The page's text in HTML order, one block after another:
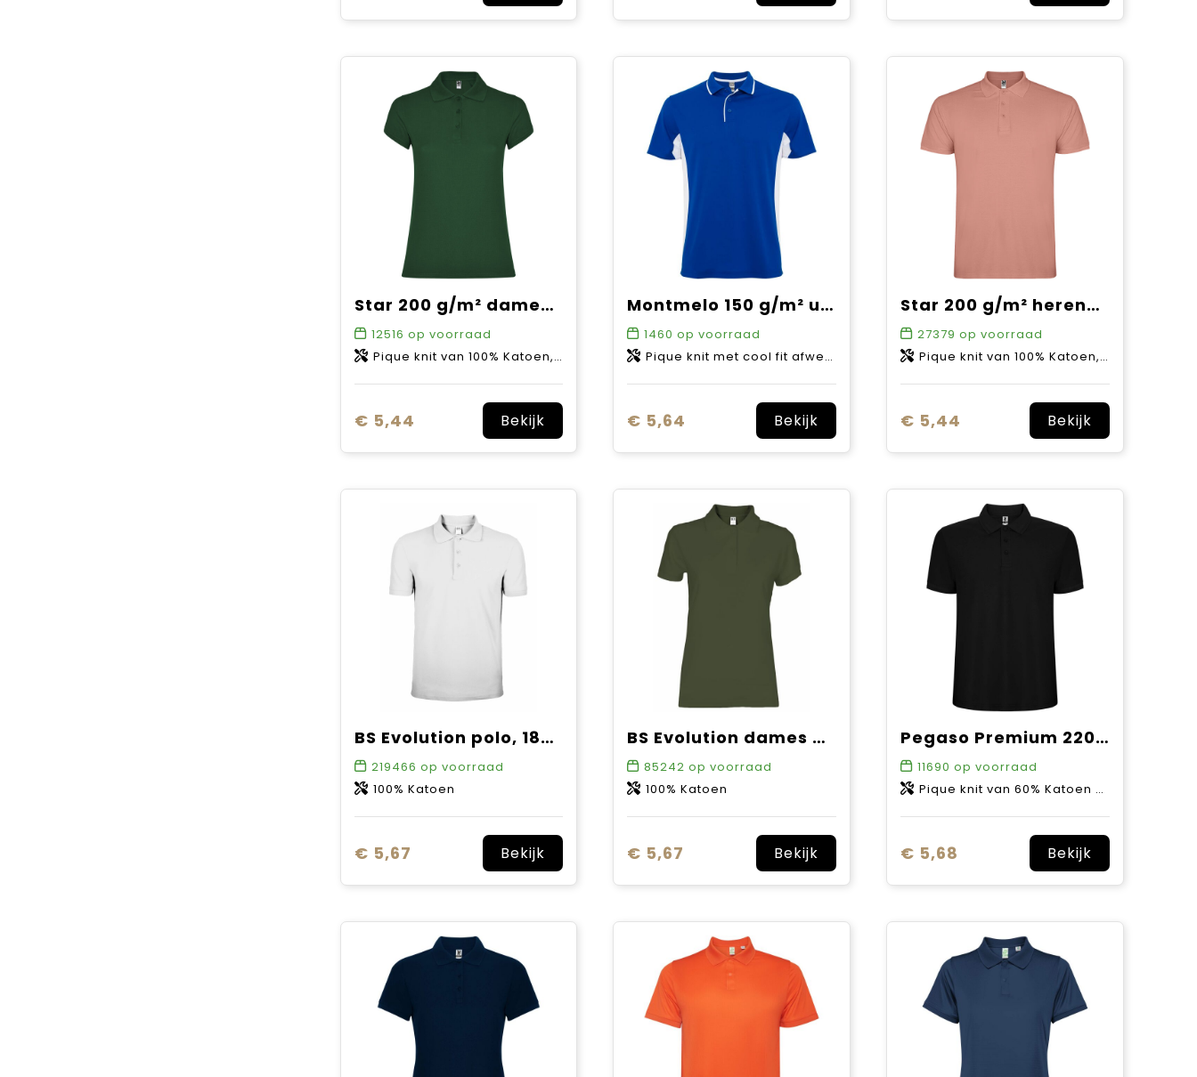
Star 200 g/m² damespolo met korte mouwen
12516 op voorraad
Pique knit van 100% Katoen, 200 g/m2
€ 5,44 Bekijk
Montmelo 150 g/m² unisex sportpolo met korte mouwen
1460 op voorraad
Pique knit met cool fit afwerking van 100% Polyester, 150 g/m2
€ 5,64 Bekijk
Star 200 g/m² herenpolo met korte mouwen
27379 op voorraad
Pique knit van 100% Katoen, 200 g/m2
€ 5,44 Bekijk
BS Evolution polo, 180 gr/m²
219466 op voorraad
100% Katoen
€ 5,67 Bekijk
BS Evolution dames polo, 180 gr/m²
85242 op voorraad
100% Katoen
€ 5,67 Bekijk
Pegaso Premium 220 g/m² herenpolo met korte mouwen
11690 op voorraad
Pique knit van 60% Katoen en 40% Polyester, 190 g/m2
€ 5,68 Bekijk